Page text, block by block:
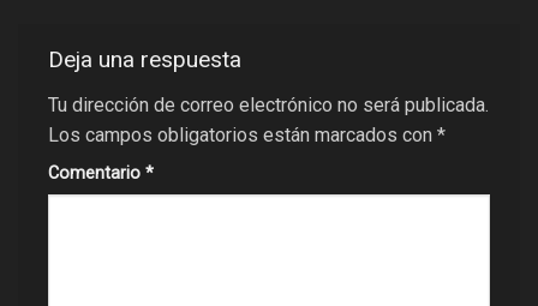
Deja una respuesta
Tu dirección de correo electrónico no será publicada.
Los campos obligatorios están marcados con *
Comentario *